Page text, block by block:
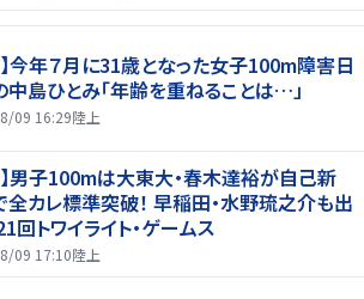
】今年７月に31歳となった女子100m障害日
島ひとみ「年齢を重ねることは…」
09 16:29陸上
】男子100mは大東大・春木達裕が自己新
全カレ標準突破！ 早稲田・水野琉之介も出
回トワイライト・ゲームス
09 17:10陸上